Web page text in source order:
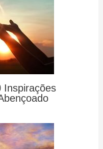
Inspirações